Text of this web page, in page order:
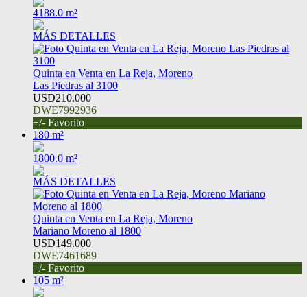
4188.0 m²
MÁS DETALLES
Quinta en Venta en La Reja, Moreno
Las Piedras al 3100
USD210.000
DWE7992936
+/- Favorito
180 m²
1800.0 m²
MÁS DETALLES
Quinta en Venta en La Reja, Moreno
Mariano Moreno al 1800
USD149.000
DWE7461689
+/- Favorito
105 m²